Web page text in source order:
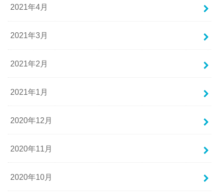
2021年4月
2021年3月
2021年2月
2021年1月
2020年12月
2020年11月
2020年10月